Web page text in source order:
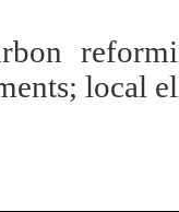
local